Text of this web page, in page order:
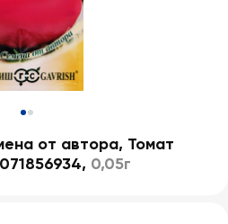
от автора, Томат
, 0,05г